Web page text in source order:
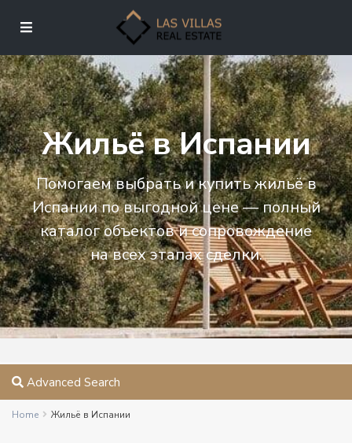
Жильё в Испании
Помогаем выбрать и купить жильё в
Испании по выгодной цене — полный
каталог объектов и сопровождение
на всех этапах сделки.
Advanced Search
Home Жильё в Испании